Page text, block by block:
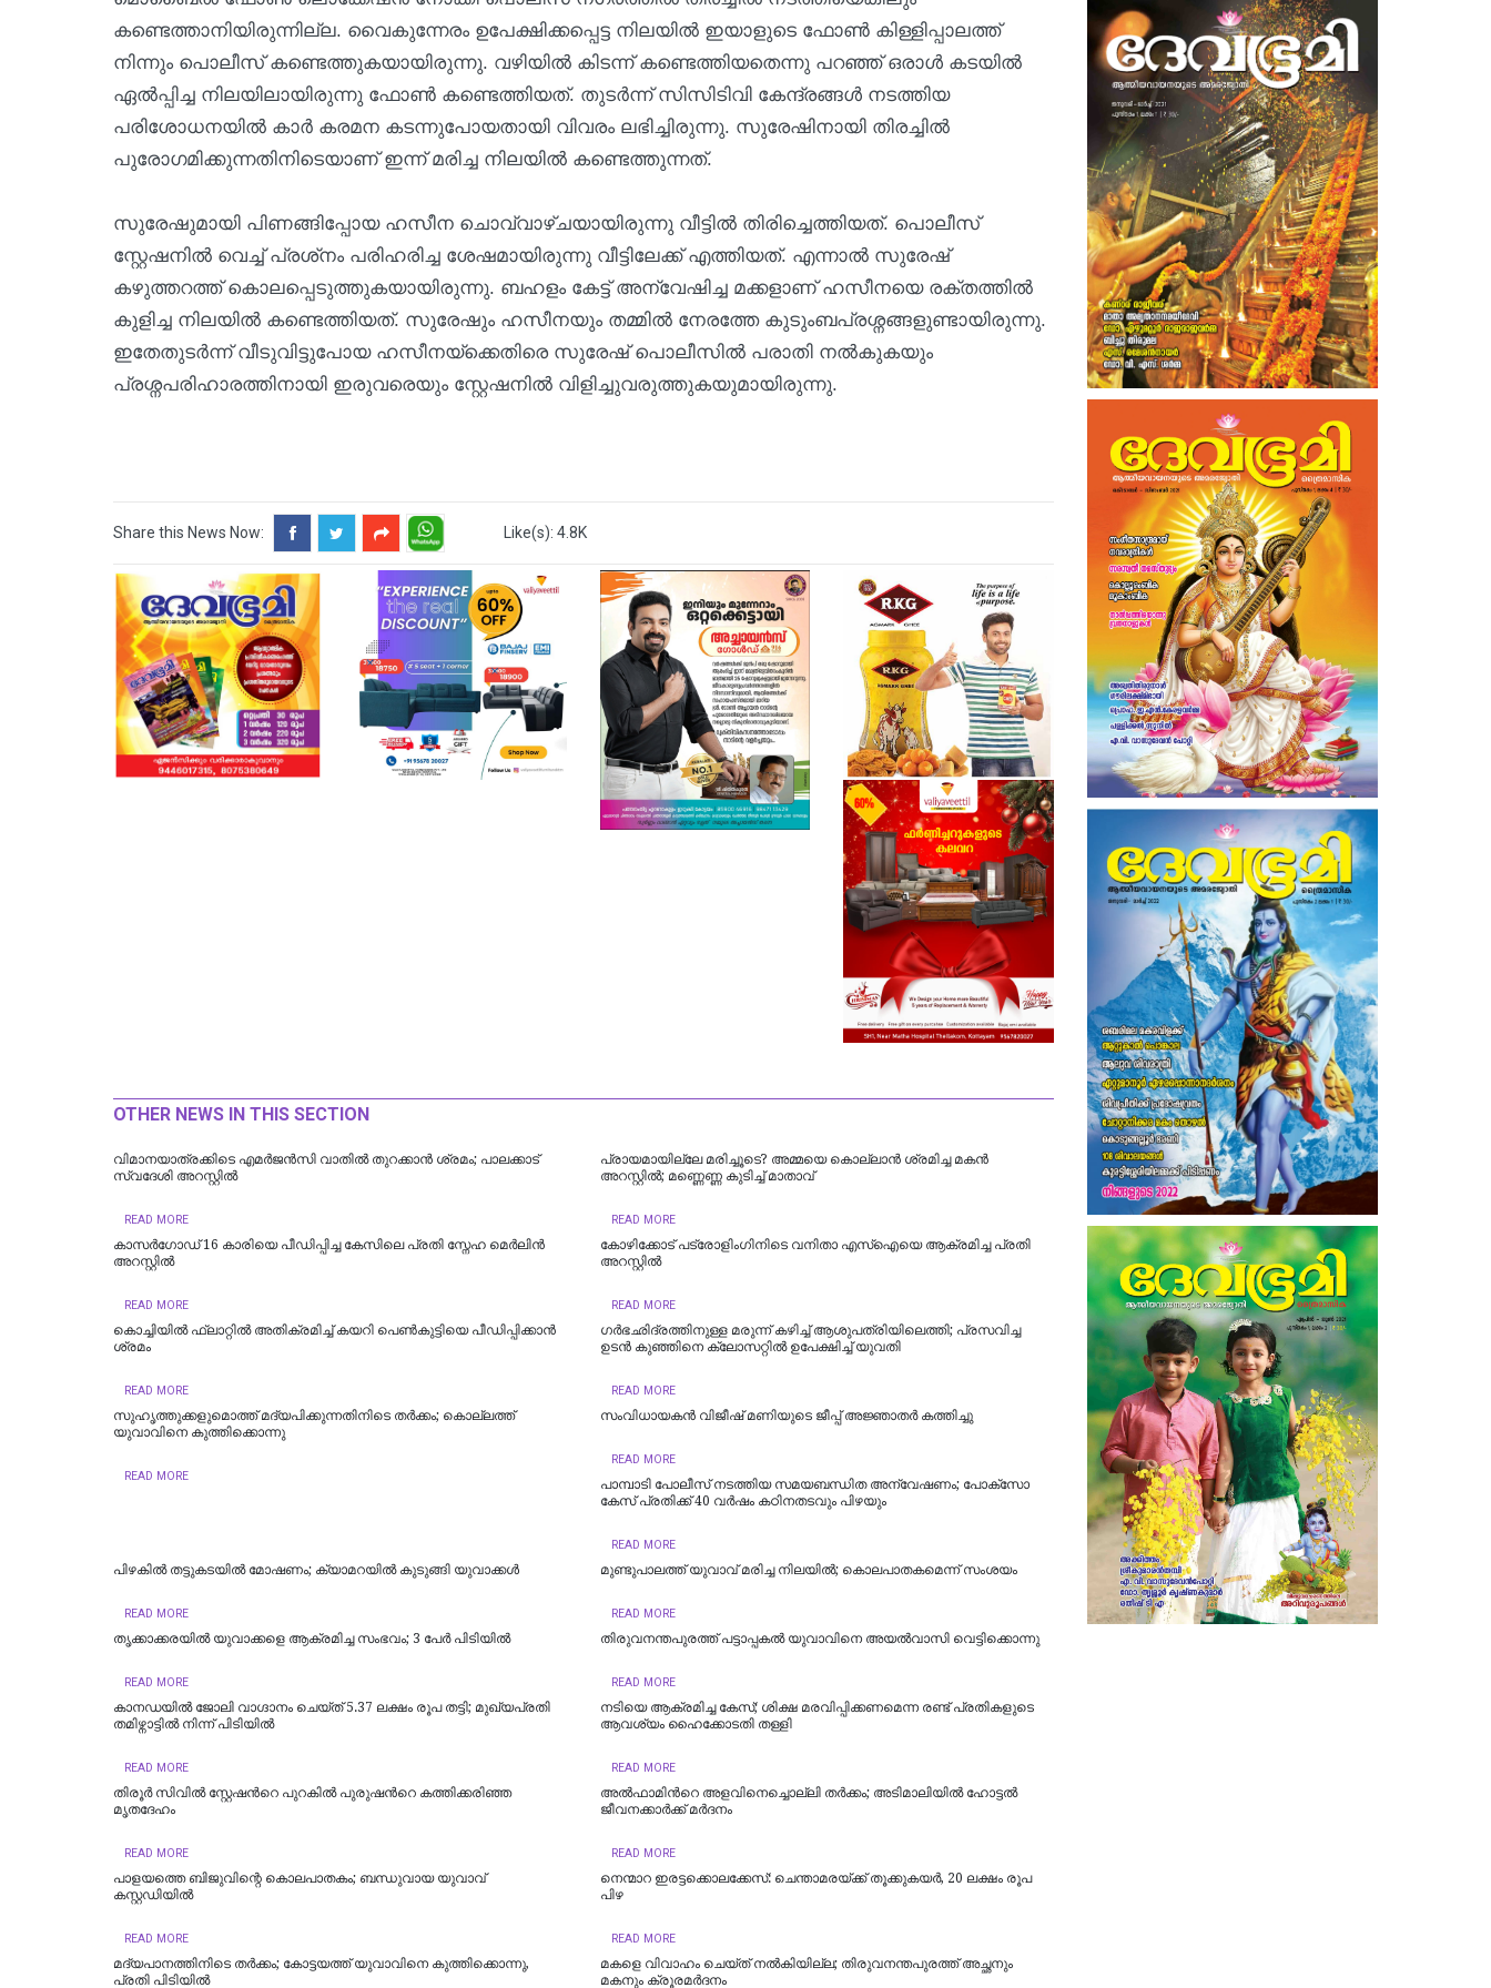
കണ്ടെത്താനിയിരുന്നില്ല. വൈകുന്നേരം ഉപേക്ഷിക്കപ്പെട്ട നിലയില്‍ ഇയാളുടെ ഫോണ്‍ കിള്ളിപ്പാലത്ത്
നിന്നും പൊലീസ് കണ്ടെത്തുകയായിരുന്നു. വഴിയില്‍ കിടന്ന് കണ്ടെത്തിയതെന്നു പറഞ്ഞ് ഒരാള്‍ കടയില്‍
ഏല്‍പ്പിച്ച നിലയിലായിരുന്നു ഫോണ്‍ കണ്ടെത്തിയത്. തുടര്‍ന്ന് സിസിടിവി കേന്ദ്രങ്ങള്‍ നടത്തിയ
പരിശോധനയില്‍ കാര്‍ കരമന കടന്നുപോയതായി വിവരം ലഭിച്ചിരുന്നു. സുരേഷിനായി തിരച്ചില്‍
പുരോഗമിക്കുന്നതിനിടെയാണ് ഇന്ന് മരിച്ച നിലയില്‍ കണ്ടെത്തുന്നത്.
സുരേഷുമായി പിണങ്ങിപ്പോയ ഹസീന ചൊവ്വാഴ്ചയായിരുന്നു വീട്ടില്‍ തിരിച്ചെത്തിയത്. പൊലീസ്
സ്റ്റേഷനില്‍ വെച്ച് പ്രശ്‌നം പരിഹരിച്ച ശേഷമായിരുന്നു വീട്ടിലേക്ക് എത്തിയത്. എന്നാല്‍ സുരേഷ്
കഴുത്തറത്ത് കൊലപ്പെടുത്തുകയായിരുന്നു. ബഹളം കേട്ട് അന്വേഷിച്ച മക്കളാണ് ഹസീനയെ രക്തത്തില്‍
കുളിച്ച നിലയില്‍ കണ്ടെത്തിയത്. സുരേഷും ഹസീനയും തമ്മില്‍ നേരത്തേ കുടുംബപ്രശ്നങ്ങളുണ്ടായിരുന്നു.
ഇതേതുടര്‍ന്ന് വീടുവിട്ടുപോയ ഹസീനയ്ക്കെതിരെ സുരേഷ് പൊലീസില്‍ പരാതി നല്‍കുകയും
പ്രശ്നപരിഹാരത്തിനായി ഇരുവരെയും സ്റ്റേഷനില്‍ വിളിച്ചുവരുത്തുകയുമായിരുന്നു.
Share this News Now: Like(s): 4.8K
OTHER NEWS IN THIS SECTION
വിമാനയാത്രക്കിടെ എമര്‍ജന്‍സി വാതില്‍ തുറക്കാന്‍ ശ്രമം; പാലക്കാട്
സ്വദേശി അറസ്റ്റില്‍
READ MORE
പ്രായമായില്ലേ മരിച്ചൂടെ? അമ്മയെ കൊല്ലാൻ ശ്രമിച്ച മകൻ
അറസ്റ്റിൽ; മണ്ണെണ്ണ കുടിച്ച് മാതാവ്
READ MORE
കാസർഗോഡ് 16 കാരിയെ പീഡിപ്പിച്ച കേസിലെ പ്രതി സ്നേഹ മെർലിൻ
അറസ്റ്റിൽ
READ MORE
കോഴിക്കോട് പട്രോളിംഗിനിടെ വനിതാ എസ്ഐയെ ആക്രമിച്ച പ്രതി
അറസ്റ്റിൽ
READ MORE
കൊച്ചിയില്‍ ഫ്ലാറ്റിൽ അതിക്രമിച്ച് കയറി പെൺകുട്ടിയെ പീഡിപ്പിക്കാൻ
ശ്രമം
READ MORE
ഗർഭഛിദ്രത്തിനുള്ള മരുന്ന് കഴിച്ച് ആശുപത്രിയിലെത്തി; പ്രസവിച്ച
ഉടൻ കുഞ്ഞിനെ ക്ലോസറ്റിൽ ഉപേക്ഷിച്ച് യുവതി
READ MORE
സുഹൃത്തുക്കളുമൊത്ത് മദ്യപിക്കുന്നതിനിടെ തര്‍ക്കം; കൊല്ലത്ത്
യുവാവിനെ കുത്തിക്കൊന്നു
READ MORE
സംവിധായകൻ വിജീഷ് മണിയുടെ ജീപ്പ് അജ്ഞാതർ കത്തിച്ചു
READ MORE
പാമ്പാടി പോലീസ് നടത്തിയ സമയബന്ധിത അന്വേഷണം; പോക്സോ
കേസ് പ്രതിക്ക് 40 വർഷം കഠിനതടവും പിഴയും
READ MORE
പിഴകിൽ തട്ടുകടയിൽ മോഷണം; ക്യാമറയിൽ കുടുങ്ങി യുവാക്കൾ
READ MORE
മുണ്ടുപാലത്ത് യുവാവ് മരിച്ച നിലയില്‍; കൊലപാതകമെന്ന് സംശയം
READ MORE
തൃക്കാക്കരയിൽ യുവാക്കളെ ആക്രമിച്ച സംഭവം; 3 പേർ പിടിയിൽ
READ MORE
തിരുവനന്തപുരത്ത് പട്ടാപ്പകൽ യുവാവിനെ അയൽവാസി വെട്ടിക്കൊന്നു
READ MORE
കാനഡയിൽ ജോലി വാഗ്ദാനം ചെയ്ത് 5.37 ലക്ഷം രൂപ തട്ടി; മുഖ്യപ്രതി
തമിഴ്നാട്ടിൽ നിന്ന് പിടിയിൽ
READ MORE
നടിയെ ആക്രമിച്ച കേസ്; ശിക്ഷ മരവിപ്പിക്കണമെന്ന രണ്ട് പ്രതികളുടെ
ആവശ്യം ഹൈക്കോടതി തള്ളി
READ MORE
തിരൂർ സിവിൽ സ്റ്റേഷന്‍റെ പുറകിൽ പുരുഷന്‍റെ കത്തിക്കരിഞ്ഞ
മൃതദേഹം
READ MORE
അൽഫാമിന്‍റെ അളവിനെച്ചൊല്ലി തർക്കം; അടിമാലിയിൽ ഹോട്ടല്‍
ജീവനക്കാര്‍ക്ക് മര്‍ദനം
READ MORE
പാളയത്തെ ബിജുവിന്റെ കൊലപാതകം; ബന്ധുവായ യുവാവ്
കസ്റ്റഡിയില്‍
READ MORE
നെന്മാറ ഇരട്ടക്കൊലക്കേസ്: ചെന്താമരയ്ക്ക് തൂക്കുകയർ, 20 ലക്ഷം രൂപ
പിഴ
READ MORE
മദ്യപാനത്തിനിടെ തര്‍ക്കം; കോട്ടയത്ത് യുവാവിനെ കുത്തിക്കൊന്നു,
പ്രതി പിടിയില്‍
മകളെ വിവാഹം ചെയ്ത് നൽകിയില്ല; തിരുവനന്തപുരത്ത് അച്ഛനും
മകനും ക്രൂരമര്‍ദനം